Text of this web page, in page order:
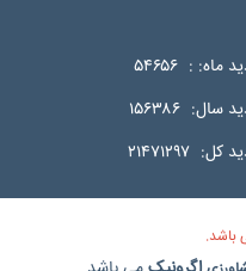
ماه: : ۵۴۶۵۶
سال: ۱۵۶۳۸۶
کل: ۲۱۴۷۱۲۹۷
باشد.